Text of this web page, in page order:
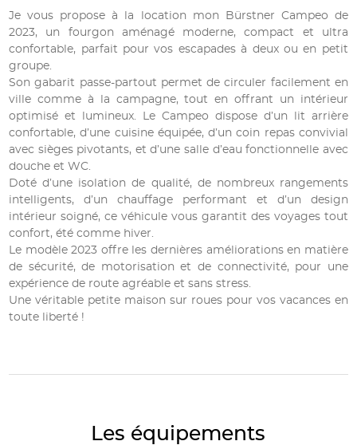
Je vous propose à la location mon Bürstner Campeo de
2023, un fourgon aménagé moderne, compact et ultra
confortable, parfait pour vos escapades à deux ou en petit
groupe.
Son gabarit passe-partout permet de circuler facilement en
ville comme à la campagne, tout en offrant un intérieur
optimisé et lumineux. Le Campeo dispose d’un lit arrière
confortable, d’une cuisine équipée, d’un coin repas convivial
avec sièges pivotants, et d’une salle d’eau fonctionnelle avec
douche et WC.
Doté d’une isolation de qualité, de nombreux rangements
intelligents, d’un chauffage performant et d’un design
intérieur soigné, ce véhicule vous garantit des voyages tout
confort, été comme hiver.
Le modèle 2023 offre les dernières améliorations en matière
de sécurité, de motorisation et de connectivité, pour une
expérience de route agréable et sans stress.
Une véritable petite maison sur roues pour vos vacances en
toute liberté !
Les équipements